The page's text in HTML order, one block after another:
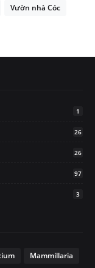
Vườn nhà Cóc
1
26
26
97
3
Mammillaria